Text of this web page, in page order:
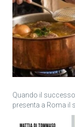
Quando il
presenta a Roma il